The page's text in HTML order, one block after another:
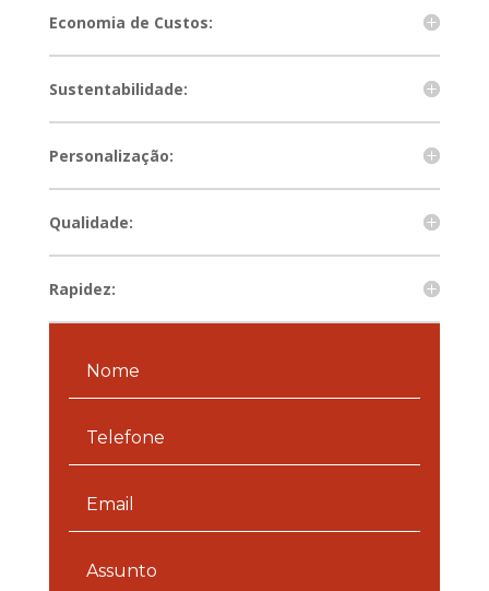
Economia de Custos:
Sustentabilidade:
Personalização:
Qualidade:
Rapidez: